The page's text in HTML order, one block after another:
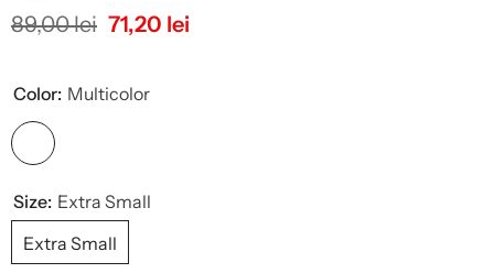
89,00 lei 71,20 lei
Color: Multicolor
Size: Extra Small
Extra Small